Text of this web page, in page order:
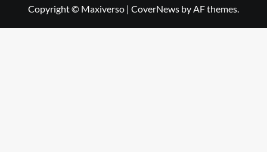
Copyright © Maxiverso | CoverNews by AF themes.